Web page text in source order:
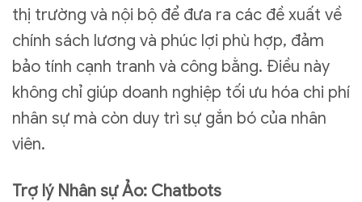
thị trường và nội bộ để đưa ra các đề xuất về
chính sách lương và phúc lợi phù hợp, đảm
bảo tính cạnh tranh và công bằng. Điều này
không chỉ giúp doanh nghiệp tối ưu hóa chi phí
nhân sự mà còn duy trì sự gắn bó của nhân
viên.
Trợ lý Nhân sự Ảo: Chatbots